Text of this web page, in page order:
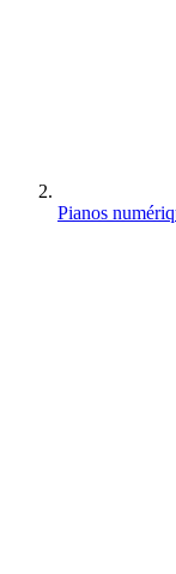
Pianos